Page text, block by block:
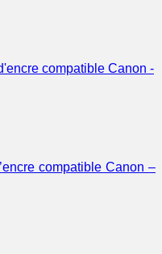
compatible Canon –